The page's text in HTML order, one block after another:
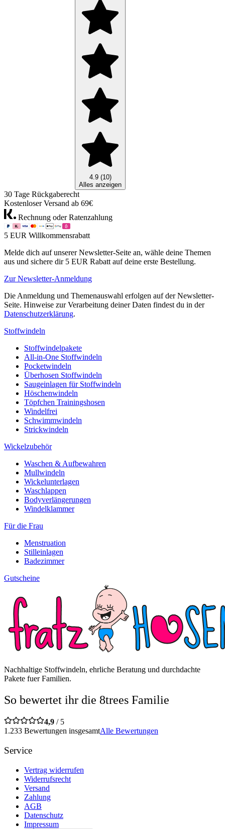
4.9 (10)
Alles anzeigen
30 Tage Rückgaberecht
Kostenloser Versand ab 69€
Rechnung oder Ratenzahlung
5 EUR Willkommensrabatt
Melde dich auf unserer Newsletter-Seite an, wähle deine Themen
aus und sichere dir 5 EUR Rabatt auf deine erste Bestellung.
Zur Newsletter-Anmeldung
Die Anmeldung und Themenauswahl erfolgen auf der Newsletter-
Seite. Hinweise zur Verarbeitung deiner Daten findest du in der
Datenschutzerklärung.
Stoffwindeln
Stoffwindelpakete
All-in-One Stoffwindeln
Pocketwindeln
Überhosen Stoffwindeln
Saugeinlagen für Stoffwindeln
Höschenwindeln
Töpfchen Trainingshosen
Windelfrei
Schwimmwindeln
Strickwindeln
Wickelzubehör
Waschen & Aufbewahren
Mullwindeln
Wickelunterlagen
Waschlappen
Bodyverlängerungen
Windelklammer
Für die Frau
Menstruation
Stilleinlagen
Badezimmer
Gutscheine
Nachhaltige Stoffwindeln, ehrliche Beratung und durchdachte
Pakete fuer Familien.
So bewertet ihr die 8trees Familie
4,9 / 5
1.233 Bewertungen insgesamtAlle Bewertungen
Service
Vertrag widerrufen
Widerrufsrecht
Versand
Zahlung
AGB
Datenschutz
Impressum